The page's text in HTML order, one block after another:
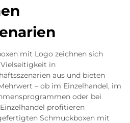
mit Logo zeichnen sich
in
aus und bieten
– ob im Einzelhandel, im
oder bei
profitieren
Schmuckboxen mit